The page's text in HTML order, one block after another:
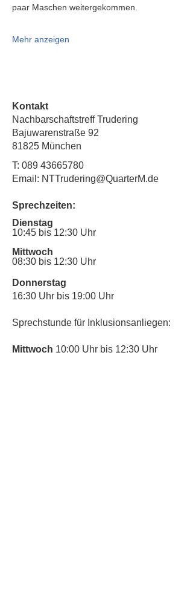
paar Maschen weitergekommen.
Mehr anzeigen
Kontakt
Nachbarschaftstreff Trudering
Bajuwarenstraße 92
81825 München
T: 089 43665780
Email: NTTrudering@QuarterM.de
Sprechzeiten:
Dienstag
10:45 bis 12:30 Uhr
Mittwoch
08:30 bis 12:30 Uhr
Donnerstag
16:30 Uhr bis 19:00 Uhr
Sprechstunde für Inklusionsanliegen:
Mittwoch 10:00 Uhr bis 12:30 Uhr